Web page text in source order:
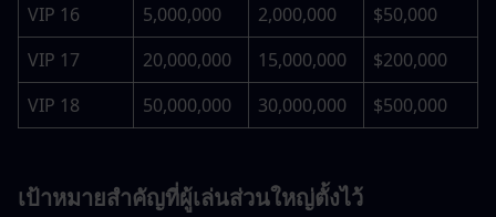
VIP 16
5,000,000 2,000,000
$50,000
VIP 17
20,000,000 15,000,000
$200,000
VIP 18
50,000,000 30,000,000 $500,000
เป้าหมายสำคัญที่ผู้เล่นส่วนใหญ่ตั้งไว้